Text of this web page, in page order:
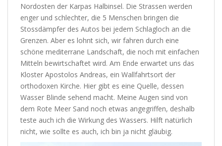
Nordosten der Karpas Halbinsel. Die Strassen werden
enger und schlechter, die 5 Menschen bringen die
Stossdämpfer des Autos bei jedem Schlagloch an die
Grenzen. Aber es lohnt sich, wir fahren durch eine
schöne mediterrane Landschaft, die noch mit einfachen
Mitteln bewirtschaftet wird. Am Ende erwartet uns das
Kloster Apostolos Andreas, ein Wallfahrtsort der
orthodoxen Kirche. Hier gibt es eine Quelle, dessen
Wasser Blinde sehend macht. Meine Augen sind von
dem Rote Meer Sand noch etwas angegriffen, deshalb
teste auch ich die Wirkung des Wassers. Hilft natürlich
nicht, wie sollte es auch, ich bin ja nicht gläubig.